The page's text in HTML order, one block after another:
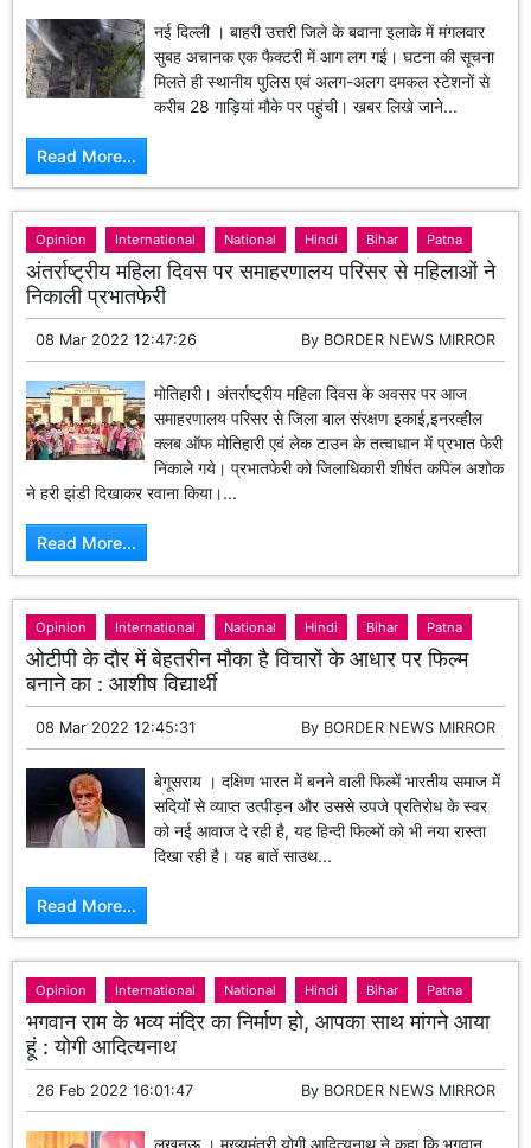
नई दिल्ली । बाहरी उत्तरी जिले के बवाना इलाके में मंगलवार
सुबह अचानक एक फैक्टरी में आग लग गई। घटना की सूचना
मिलते ही स्थानीय पुलिस एवं अलग-अलग दमकल स्टेशनों से
करीब 28 गाड़ियां मौके पर पहुंची। खबर लिखे जाने...
Read More...
Opinion International National Hindi Bihar Patna
अंतर्राष्ट्रीय महिला दिवस पर समाहरणालय परिसर से महिलाओं ने
निकाली प्रभातफेरी
08 Mar 2022 12:47:26 By BORDER NEWS MIRROR
मोतिहारी। अंतर्राष्ट्रीय महिला दिवस के अवसर पर आज
समाहरणालय परिसर से जिला बाल संरक्षण इकाई,इनरव्हील
क्लब ऑफ मोतिहारी एवं लेक टाउन के तत्वाधान में प्रभात फेरी
निकाले गये। प्रभातफेरी को जिलाधिकारी शीर्षत कपिल अशोक
ने हरी झंडी दिखाकर रवाना किया।...
Read More...
Opinion International National Hindi Bihar Patna
ओटीपी के दौर में बेहतरीन मौका है विचारों के आधार पर फिल्म
बनाने का : आशीष विद्यार्थी
08 Mar 2022 12:45:31 By BORDER NEWS MIRROR
बेगूसराय । दक्षिण भारत में बनने वाली फिल्में भारतीय समाज में
सदियों से व्याप्त उत्पीड़न और उससे उपजे प्रतिरोध के स्वर
को नई आवाज दे रही है, यह हिन्दी फिल्मों को भी नया रास्ता
दिखा रही है। यह बातें साउथ...
Read More...
Opinion International National Hindi Bihar Patna
भगवान राम के भव्य मंदिर का निर्माण हो, आपका साथ मांगने आया
हूं : योगी आदित्यनाथ
26 Feb 2022 16:01:47 By BORDER NEWS MIRROR
लखनऊ । मुख्यमंत्री योगी आदित्यनाथ ने कहा कि भगवान